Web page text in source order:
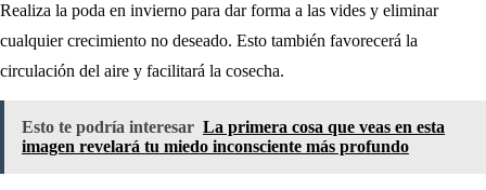
Realiza la poda en invierno para dar forma a las vides y eliminar
cualquier crecimiento no deseado. Esto también favorecerá la
circulación del aire y facilitará la cosecha.
Esto te podría interesar La primera cosa que veas en esta
imagen revelará tu miedo inconsciente más profundo